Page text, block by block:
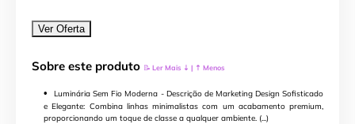
Ver Oferta
Sobre este produto 📝 Ler Mais ⇣ | ⇡ Menos
Luminária Sem Fio Moderna - Descrição de Marketing Design Sofisticado
e Elegante: Combina linhas minimalistas com um acabamento premium,
proporcionando um toque de classe a qualquer ambiente. (...)